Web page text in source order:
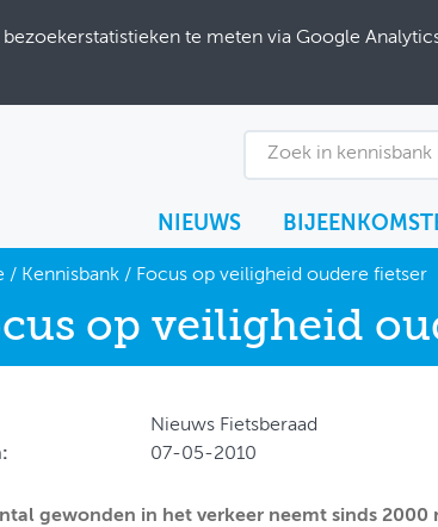
te meten via Google
Zoek in kennisbank
NIEUWS
/ Kennisbank/ Focus op veiligheid oudere fietser
op veiligheid
Nieuws Fietsberaad
07-05-2010
gewonden in het verkeer neemt sinds